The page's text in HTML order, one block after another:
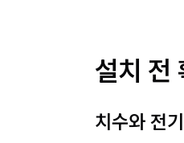
설치 전
치수와 전